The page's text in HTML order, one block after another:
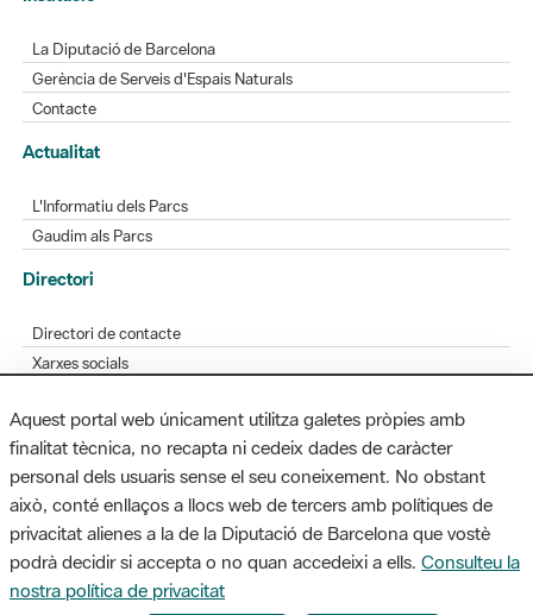
Actualitat
L'Informatiu dels Parcs
Gaudim als Parcs
Directori de contacte
Xarxes socials
Bústia de suggeriments
Opineu sobre els parcs
MAPA WEB AVÍS LEGAL ACCESSIBILITAT
Diputació de Barcelona. Edifici Llacuna, 1a planta. Badajoz, 49. 08005
Barcelona. Tel. 934 022 428 / xarxaparcs@diba.cat
Aquest portal web únicament utilitza galetes pròpies amb
finalitat tècnica, no recapta ni cedeix dades de caràcter
personal dels usuaris sense el seu coneixement. No obstant
això, conté enllaços a llocs web de tercers amb polítiques de
privacitat alienes a la de la Diputació de Barcelona que vostè
podrà decidir si accepta o no quan accedeixi a ells. Consulteu la
nostra política de privacitat